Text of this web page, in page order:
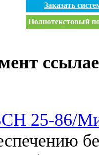
Заказать
Полнотекстовый
25-86/